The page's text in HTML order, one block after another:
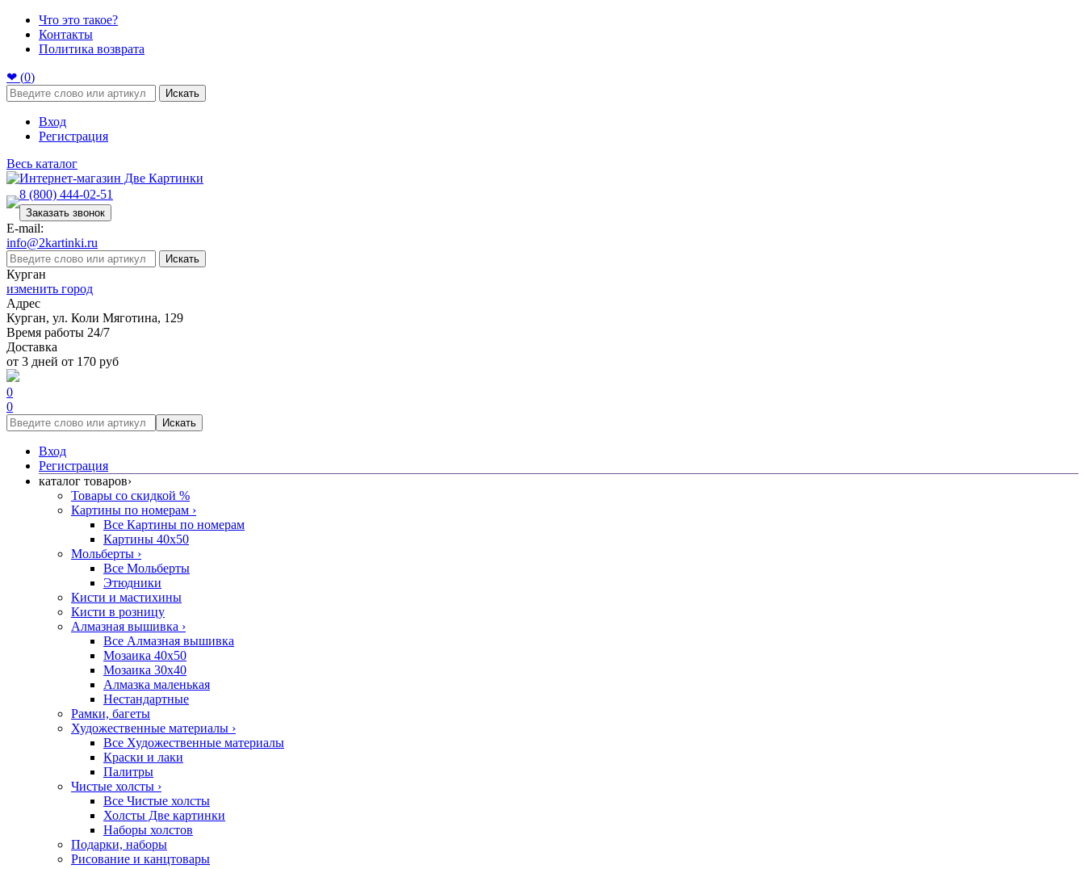
Что это такое?
Контакты
Политика возврата
❤ (0)
Искать
Вход
Регистрация
Весь каталог
8 (800) 444-02-51
Заказать звонок
E-mail:
info@2kartinki.ru
Искать
Курган
изменить город
Адрес
Курган, ул. Коли Мяготина, 129
Время работы 24/7
Доставка
от 3 дней от 170 руб
0
0
Искать
Вход
Регистрация
каталог товаров›
Товары со скидкой %
Картины по номерам ›
Все Картины по номерам
Картины 40x50
Мольберты ›
Все Мольберты
Этюдники
Кисти и мастихины
Кисти в розницу
Алмазная вышивка ›
Все Алмазная вышивка
Мозаика 40x50
Мозаика 30x40
Алмазка маленькая
Нестандартные
Рамки, багеты
Художественные материалы ›
Все Художественные материалы
Краски и лаки
Палитры
Чистые холсты ›
Все Чистые холсты
Холсты Две картинки
Наборы холстов
Подарки, наборы
Рисование и канцтовары